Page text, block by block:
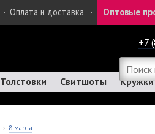
· Оплата и доставка · Оптовые
+7
Толстовки Свитшоты Кружки
› 8 марта